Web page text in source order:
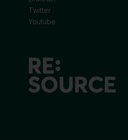
Twitter
Youtube